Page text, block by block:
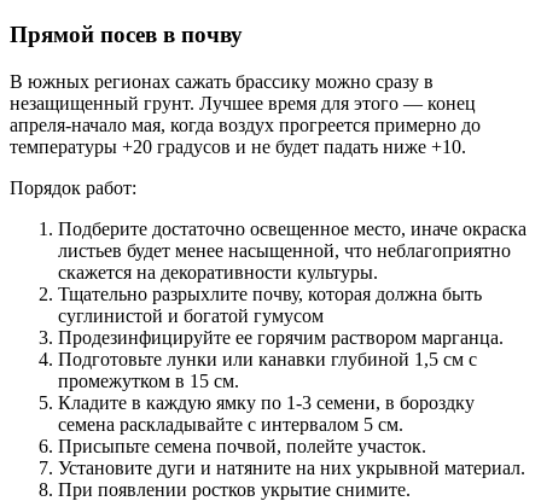
Прямой посев в почву
В южных регионах сажать брассику можно сразу в
незащищенный грунт. Лучшее время для этого — конец
апреля-начало мая, когда воздух прогреется примерно до
температуры +20 градусов и не будет падать ниже +10.
Порядок работ:
Подберите достаточно освещенное место, иначе окраска
листьев будет менее насыщенной, что неблагоприятно
скажется на декоративности культуры.
Тщательно разрыхлите почву, которая должна быть
суглинистой и богатой гумусом
Продезинфицируйте ее горячим раствором марганца.
Подготовьте лунки или канавки глубиной 1,5 см с
промежутком в 15 см.
Кладите в каждую ямку по 1-3 семени, в бороздку
семена раскладывайте с интервалом 5 см.
Присыпьте семена почвой, полейте участок.
Установите дуги и натяните на них укрывной материал.
При появлении ростков укрытие снимите.